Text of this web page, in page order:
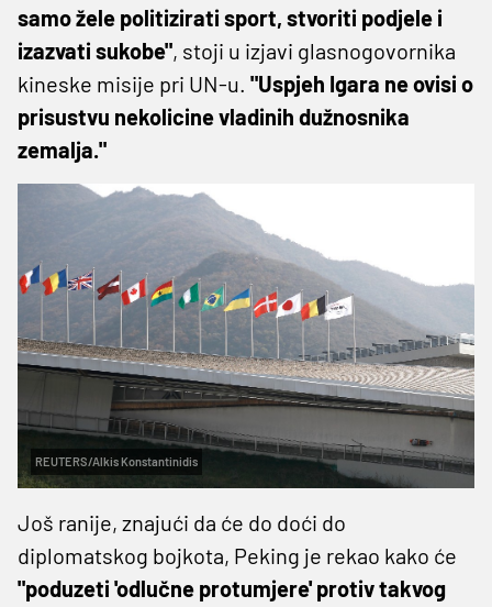
samo žele politizirati sport, stvoriti podjele i
izazvati sukobe", stoji u izjavi glasnogovornika
kineske misije pri UN-u. "Uspjeh Igara ne ovisi o
prisustvu nekolicine vladinih dužnosnika
zemalja."
REUTERS/Alkis Konstantinidis
Još ranije, znajući da će do doći do
diplomatskog bojkota, Peking je rekao kako će
"poduzeti 'odlučne protumjere' protiv takvog